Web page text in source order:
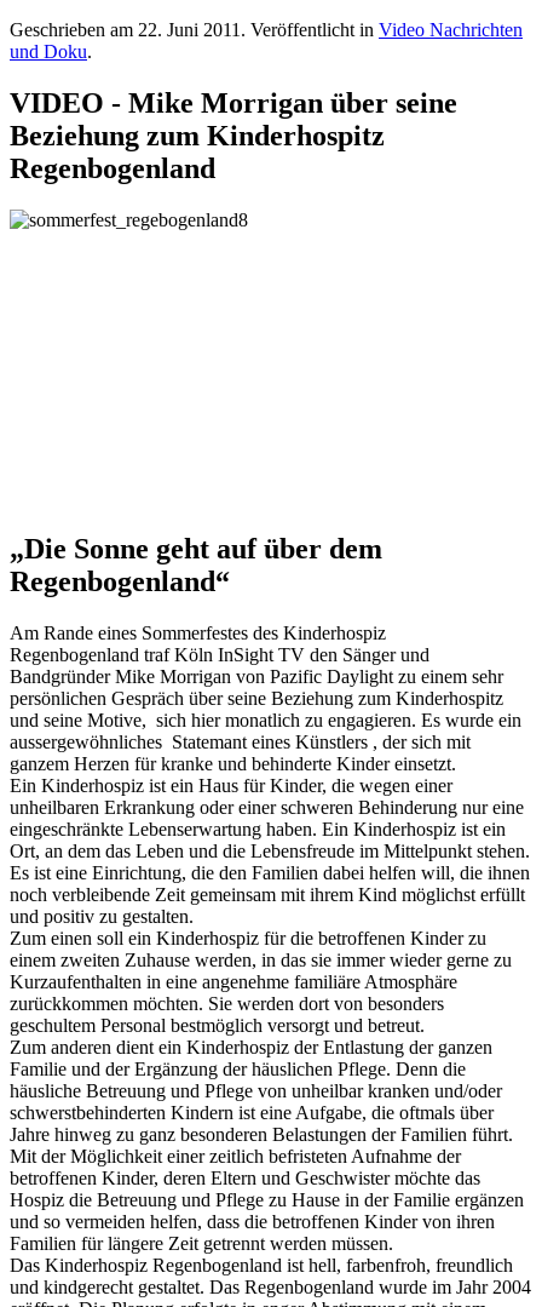
Geschrieben am 22. Juni 2011 . Veröffentlicht in Video Nachrichten
und Doku.
VIDEO - Mike Morrigan über seine
Beziehung zum Kinderhospitz
Regenbogenland
„Die Sonne geht auf über dem
Regenbogenland“
Am Rande eines Sommerfestes des Kinderhospiz
Regenbogenland traf Köln InSight TV den Sänger und
Bandgründer Mike Morrigan von Pazific Daylight zu einem sehr
persönlichen Gespräch über seine Beziehung zum Kinderhospitz
und seine Motive, sich hier monatlich zu engagieren. Es wurde ein
aussergewöhnliches Statemant eines Künstlers , der sich mit
ganzem Herzen für kranke und behinderte Kinder einsetzt.
Ein Kinderhospiz ist ein Haus für Kinder, die wegen einer
unheilbaren Erkrankung oder einer schweren Behinderung nur eine
eingeschränkte Lebenserwartung haben. Ein Kinderhospiz ist ein
Ort, an dem das Leben und die Lebensfreude im Mittelpunkt stehen.
Es ist eine Einrichtung, die den Familien dabei helfen will, die ihnen
noch verbleibende Zeit gemeinsam mit ihrem Kind möglichst erfüllt
und positiv zu gestalten.
Zum einen soll ein Kinderhospiz für die betroffenen Kinder zu
einem zweiten Zuhause werden, in das sie immer wieder gerne zu
Kurzaufenthalten in eine angenehme familiäre Atmosphäre
zurückkommen möchten. Sie werden dort von besonders
geschultem Personal bestmöglich versorgt und betreut.
Zum anderen dient ein Kinderhospiz der Entlastung der ganzen
Familie und der Ergänzung der häuslichen Pflege. Denn die
häusliche Betreuung und Pflege von unheilbar kranken und/oder
schwerstbehinderten Kindern ist eine Aufgabe, die oftmals über
Jahre hinweg zu ganz besonderen Belastungen der Familien führt.
Mit der Möglichkeit einer zeitlich befristeten Aufnahme der
betroffenen Kinder, deren Eltern und Geschwister möchte das
Hospiz die Betreuung und Pflege zu Hause in der Familie ergänzen
und so vermeiden helfen, dass die betroffenen Kinder von ihren
Familien für längere Zeit getrennt werden müssen.
Das Kinderhospiz Regenbogenland ist hell, farbenfroh, freundlich
und kindgerecht gestaltet. Das Regenbogenland wurde im Jahr 2004